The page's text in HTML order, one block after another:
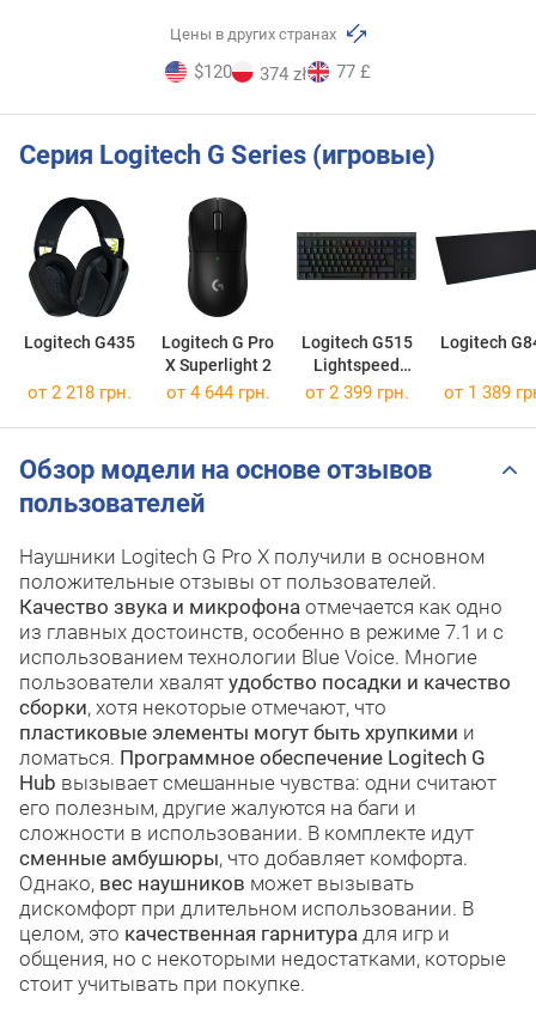
Цены в других странах
$120 374 zł 77 £
Серия Logitech G Series (игровые)
Logitech G435
Logitech G Pro
X Superlight 2
Logitech G515
Lightspeed
TKL Tactile
Logitech
от 2 218 грн. от 4 644 грн. от 2 399 грн. от 1 389
Обзор модели на основе отзывов
пользователей
Наушники Logitech G Pro X получили в основном
положительные отзывы от пользователей.
Качество звука и микрофона отмечается как одно
из главных достоинств, особенно в режиме 7.1 и с
использованием технологии Blue Voice. Многие
пользователи хвалят удобство посадки и качество
сборки, хотя некоторые отмечают, что
пластиковые элементы могут быть хрупкими и
ломаться. Программное обеспечение Logitech G
Hub вызывает смешанные чувства: одни считают
его полезным, другие жалуются на баги и
сложности в использовании. В комплекте идут
сменные амбушюры, что добавляет комфорта.
Однако, вес наушников может вызывать
дискомфорт при длительном использовании. В
целом, это качественная гарнитура для игр и
общения, но с некоторыми недостатками, которые
стоит учитывать при покупке.